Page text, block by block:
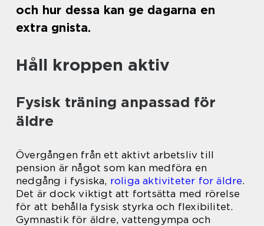
och hur dessa kan ge dagarna en
extra gnista.
Håll kroppen aktiv
Fysisk träning anpassad för
äldre
Övergången från ett aktivt arbetsliv till
pension är något som kan medföra en
nedgång i fysiska, roliga aktiviteter for äldre.
Det är dock viktigt att fortsätta med rörelse
för att behålla fysisk styrka och flexibilitet.
Gymnastik för äldre, vattengympa och